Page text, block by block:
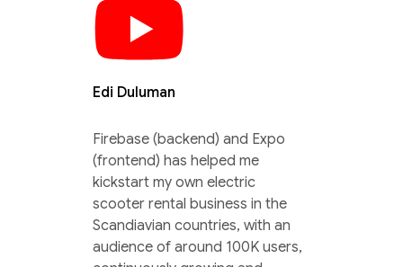
Edi Duluman
Firebase (backend) and Expo
(frontend) has helped me
kickstart my own electric
scooter rental business in the
Scandiavian countries, with an
audience of around 100K users,